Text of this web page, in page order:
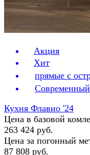
Акция
Хит
прямые с
Современный
Кухня Флавио '24
Цена в базовой
263 424 руб.
Цена за погонный
87 808 руб.